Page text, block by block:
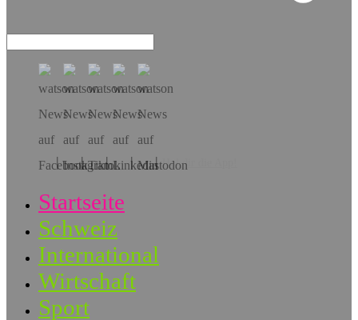
Hol dir die App!
Startseite
Schweiz
International
Wirtschaft
Sport